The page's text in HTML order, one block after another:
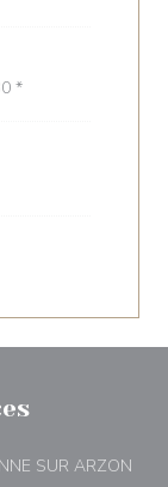
*
SUR ARZON